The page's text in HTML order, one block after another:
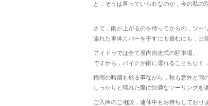
と，そうは言っていられなのが，今の私
さて，雨が上がるのを待ってからの，ツー
濡れた車体カバーを干すにも畳むにも，出
アイドゥでは全て屋内自走式の駐車場。
ですから，バイクが雨に濡れることもなく
梅雨の時期も然る事ながら，秋も意外と雨
しっかりと晴れた際に快適なツーリングを
ご入庫のご相談，連休中もお待ちしており